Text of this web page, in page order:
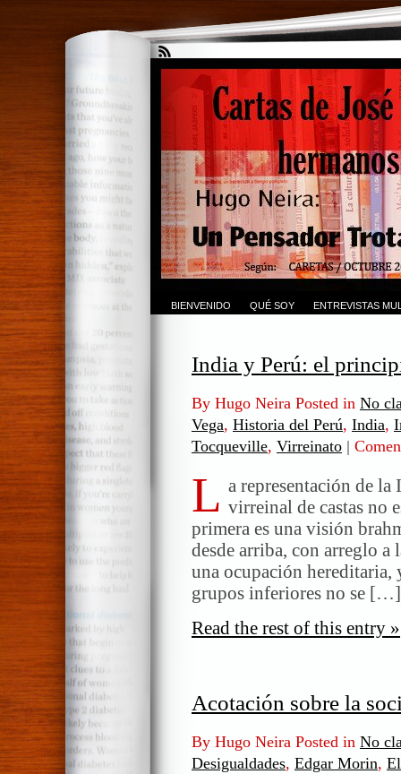
BIENVENIDO QUÉ SOY ENTREVISTAS
India y Perú: el
By Hugo Neira Posted in No
Vega, Historia del Perú, India,
Tocqueville, Virreinato |
L a representación de
virreinal de castas no
primera es una visión
desde arriba, con arreglo a
una ocupación hereditaria,
grupos inferiores no se […]
Read the rest of this entry »
Acotación sobre la
By Hugo Neira Posted in No
Desigualdades, Edgar Morin,